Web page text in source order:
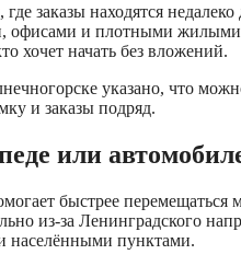
заказы находятся недалеко
офисами и плотными
хочет начать без вложений.
указано, что
и заказы подряд.
или
быстрее
из-за Ленинградского
населёнными пунктами.